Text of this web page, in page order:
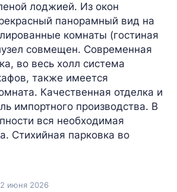
лоджией. Из окон
панорамный вид на
комнаты (гостиная
совмещен. Современная
во весь холл система
также имеется
Качественная отделка и
импортного производства. В
вся необходимая
Стихийная парковка во
июня 2026